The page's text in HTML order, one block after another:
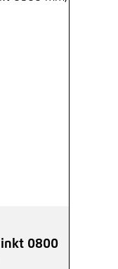
von 5 von 5
0800